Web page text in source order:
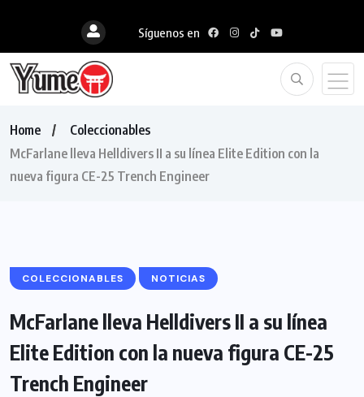
Síguenos en
Home
Coleccionables
McFarlane lleva Helldivers II a su línea Elite Edition con la
nueva figura CE-25 Trench Engineer
COLECCIONABLES NOTICIAS
McFarlane lleva Helldivers II a su línea
Elite Edition con la nueva figura CE-25
Trench Engineer